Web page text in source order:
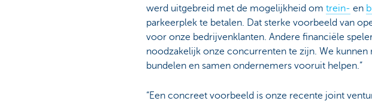
werd uitgebreid met de mogelijkheid om trein- en
parkeerplek te betalen. Dat sterke voorbeeld van
voor onze bedrijvenklanten. Andere financiële
noodzakelijk onze concurrenten te zijn. We
bundelen en samen ondernemers vooruit helpen.”
“Een concreet voorbeeld is onze recente joint